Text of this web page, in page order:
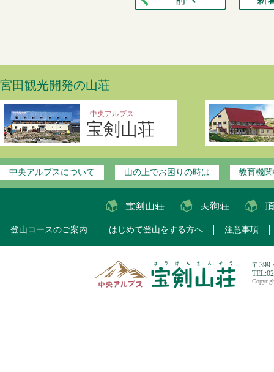
宮田観光開発の山荘
中央アルプス
宝剣山荘
中央アルプスについて 山の上でお困りの時は 教育機
登山コースのご案内 はじめて登山をする方へ 注意事項
〒